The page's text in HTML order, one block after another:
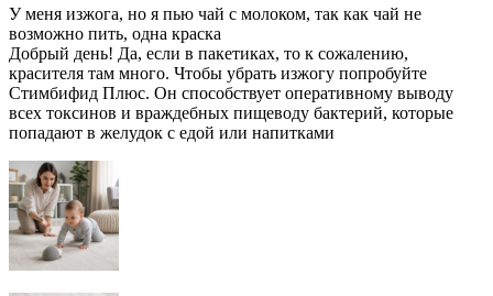
У меня изжога, но я пью чай с молоком, так как чай не
возможно пить, одна краска
Добрый день! Да, если в пакетиках, то к сожалению,
красителя там много. Чтобы убрать изжогу попробуйте
Стимбифид Плюс. Он способствует оперативному выводу
всех токсинов и враждебных пищеводу бактерий, которые
попадают в желудок с едой или напитками